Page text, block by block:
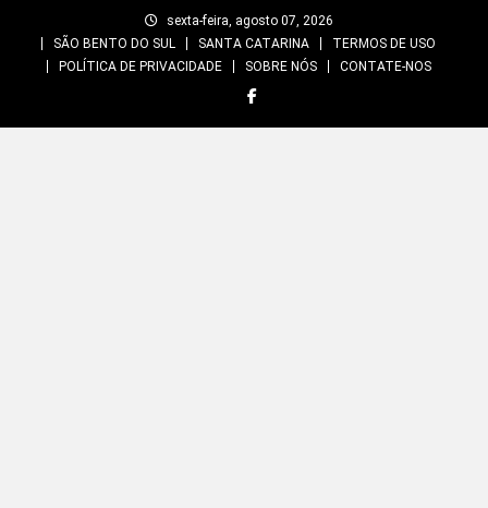
sexta-feira, agosto 07, 2026
SÃO BENTO DO SUL
SANTA CATARINA
TERMOS DE USO
POLÍTICA DE PRIVACIDADE
SOBRE NÓS CONTATE-NOS